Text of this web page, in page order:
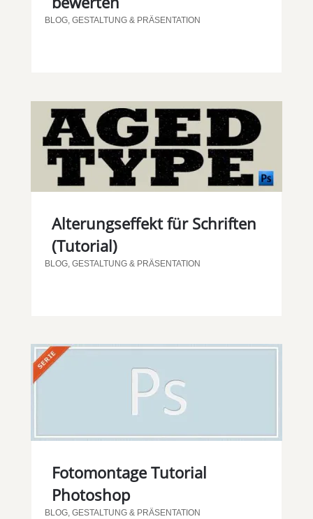
BLOG, GESTALTUNG & PRÄSENTATION
Alterungseffekt für Schriften
(Tutorial)
BLOG, GESTALTUNG & PRÄSENTATION
Fotomontage Tutorial
Photoshop
BLOG, GESTALTUNG & PRÄSENTATION